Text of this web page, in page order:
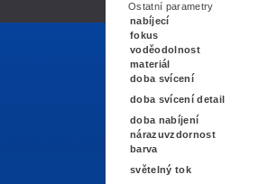
Ostatní parametry
nabíjecí
fokus
voděodolnost
materiál
doba svícení
doba svícení detail
doba nabíjení
nárazuvzdornost
barva
světelný tok